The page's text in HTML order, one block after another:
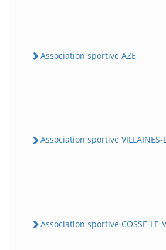
Association sportive AZE
Association sportive VILLAINES-
Association sportive COSSE-LE-